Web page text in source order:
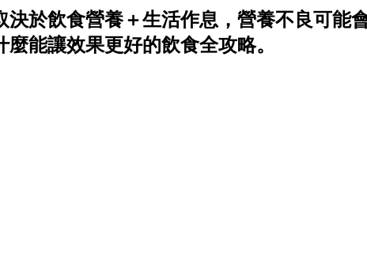
於飲食營養＋生活作息，營養不良可能
能讓效果更好的飲食全攻略。